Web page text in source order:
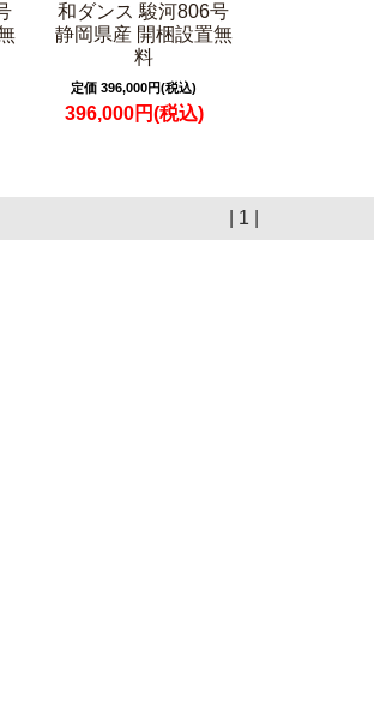
和ダンス 駿河806号
静岡県産 開梱設置無
料
定価 396,000円(税込)
396,000円(税込)
| 1 |